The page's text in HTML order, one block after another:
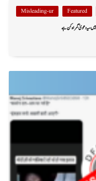
Featured
Misleading-ur
یہ دعویٰ گمراہ کن ہے